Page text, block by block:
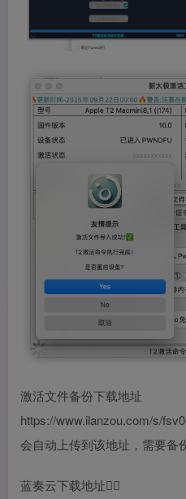
激活文件备份下载地址
https://www.ilanzou.com/s/
会自动上传到该地址，需要备
蓝奏云下载地址👇🏻